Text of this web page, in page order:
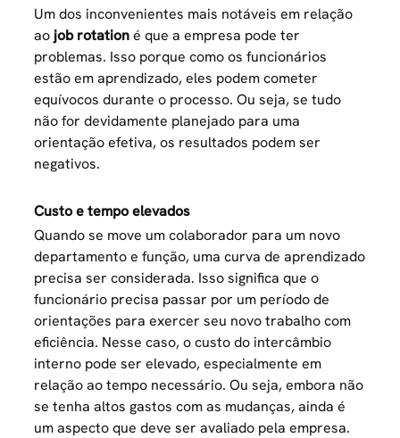
Um dos inconvenientes mais notáveis em relação
ao job rotationé que a empresa pode ter
problemas. Isso porque como os funcionários
estão em aprendizado, eles podem cometer
equívocos durante o processo. Ou seja, se tudo
não for devidamente planejado para uma
orientação efetiva, os resultados podem ser
negativos.
Custo e tempo elevados
Quando se move um colaborador para um novo
departamento e função, uma curva de aprendizado
precisa ser considerada. Isso significa que o
funcionário precisa passar por um período de
orientações para exercer seu novo trabalho com
eficiência. Nesse caso, o custo do intercâmbio
interno pode ser elevado, especialmente em
relação ao tempo necessário. Ou seja, embora não
se tenha altos gastos com as mudanças, ainda é
um aspecto que deve ser avaliado pela empresa.